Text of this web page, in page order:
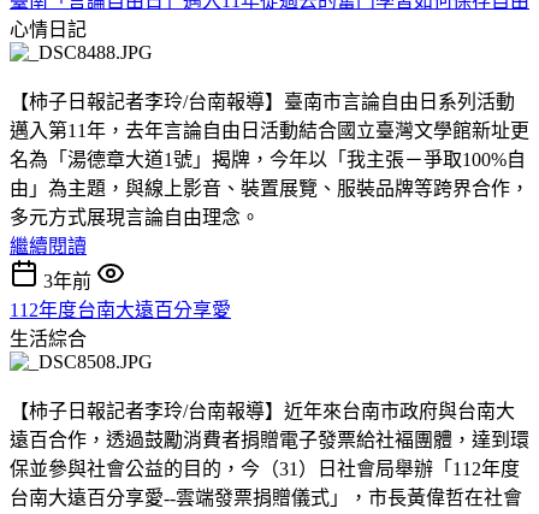
心情日記
【柿子日報記者李玲/台南報導】臺南市言論自由日系列活動
邁入第11年，去年言論自由日活動結合國立臺灣文學館新址更
名為「湯德章大道1號」揭牌，今年以「我主張－爭取100%自
由」為主題，與線上影音、裝置展覽、服裝品牌等跨界合作，
多元方式展現言論自由理念。
繼續閱讀
3年前
112年度台南大遠百分享愛
生活綜合
【柿子日報記者李玲/台南報導】近年來台南市政府與台南大
遠百合作，透過鼓勵消費者捐贈電子發票給社褔團體，達到環
保並參與社會公益的目的，今（31）日社會局舉辦「112年度
台南大遠百分享愛--雲端發票捐贈儀式」，市長黃偉哲在社會